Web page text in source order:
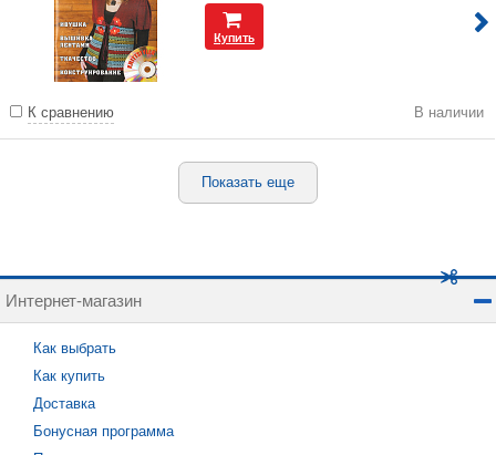
Купить
К сравнению В наличии
Показать еще
Интернет-магазин
Как выбрать
Как купить
Доставка
Бонусная программа